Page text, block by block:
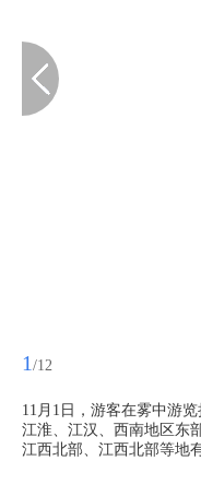
1 /12
11月1日，游客在雾中游
江淮、江汉、西南地区东
江西北部、江西北部等地